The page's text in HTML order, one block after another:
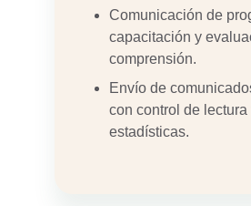
Comunicación de
capacitación y
comprensión.
Envío de
con control de lectura
estadísticas.